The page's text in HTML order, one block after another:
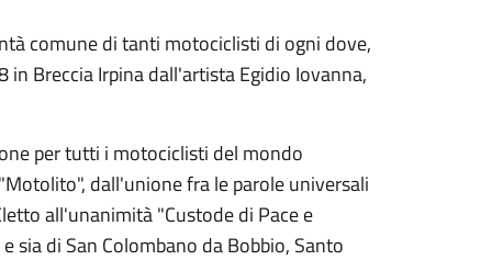
comune di tanti motociclisti di ogni dove,
Breccia Irpina dall'artista Egidio Iovanna,
per tutti i motociclisti del mondo
dall'unione fra le parole universali
all'unanimità "Custode di Pace e
sia di San Colombano da Bobbio, Santo